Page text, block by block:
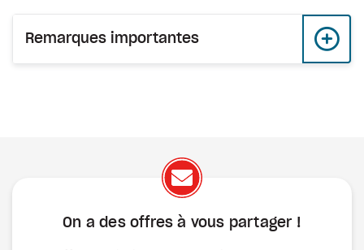
Remarques importantes
On a des offres à vous partager !